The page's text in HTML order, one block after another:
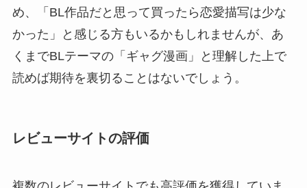
め、「BL作品だと思って買ったら恋愛描写は少な
かった」と感じる方もいるかもしれませんが、あ
くまでBLテーマの「ギャグ漫画」と理解した上で
読めば期待を裏切ることはないでしょう。
レビューサイトの評価